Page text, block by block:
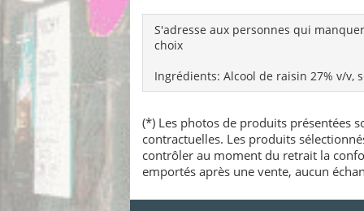
S'adresse aux personnes qui
choix
Ingrédients: Alcool de raisin 27% v/
(*) Les photos de produits présentées
contractuelles. Les produits
contrôler au moment du retrait la
emportés après une vente, aucun